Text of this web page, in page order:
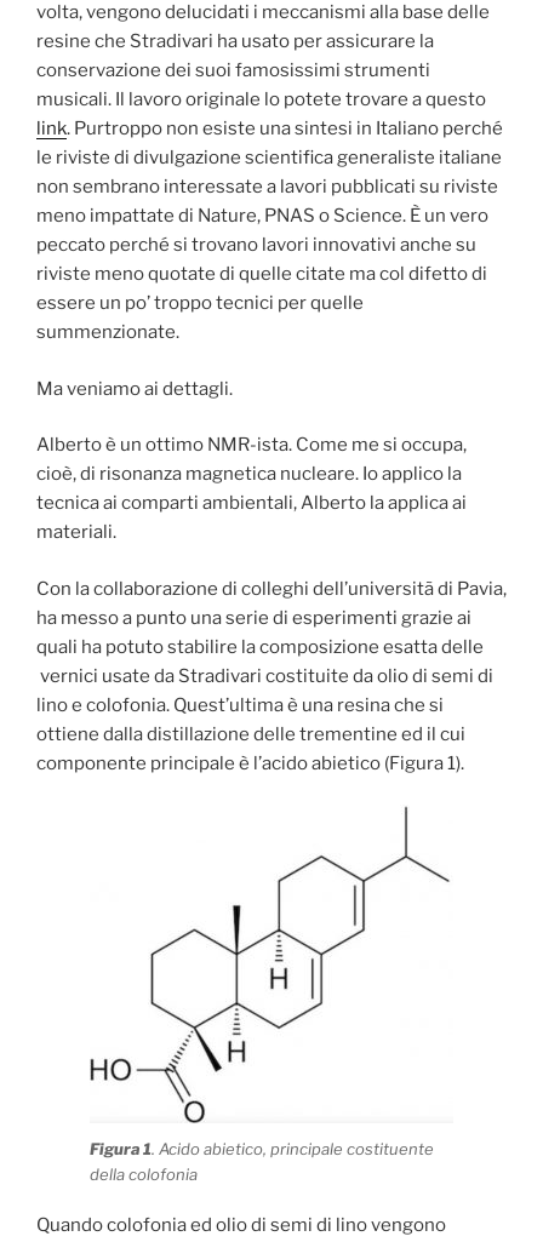
volta, vengono delucidati i meccanismi alla base delle
resine che Stradivari ha usato per assicurare la
conservazione dei suoi famosissimi strumenti
musicali. Il lavoro originale lo potete trovare a questo
link. Purtroppo non esiste una sintesi in Italiano perché
le riviste di divulgazione scientifica generaliste italiane
non sembrano interessate a lavori pubblicati su riviste
meno impattate di Nature, PNAS o Science. È un vero
peccato perché si trovano lavori innovativi anche su
riviste meno quotate di quelle citate ma col difetto di
essere un po’ troppo tecnici per quelle
summenzionate.
Ma veniamo ai dettagli.
Alberto è un ottimo NMR-ista. Come me si occupa,
cioè, di risonanza magnetica nucleare. Io applico la
tecnica ai comparti ambientali, Alberto la applica ai
materiali.
Con la collaborazione di colleghi dell’universitã di Pavia,
ha messo a punto una serie di esperimenti grazie ai
quali ha potuto stabilire la composizione esatta delle
vernici usate da Stradivari costituite da olio di semi di
lino e colofonia. Quest’ultima è una resina che si
ottiene dalla distillazione delle trementine ed il cui
componente principale è l’acido abietico (Figura 1).
Figura 1. Acido abietico, principale costituente
della colofonia
Quando colofonia ed olio di semi di lino vengono